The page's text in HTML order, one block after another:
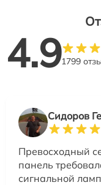
4.91799
Сидоров
Превосходный
панель
сигнальной